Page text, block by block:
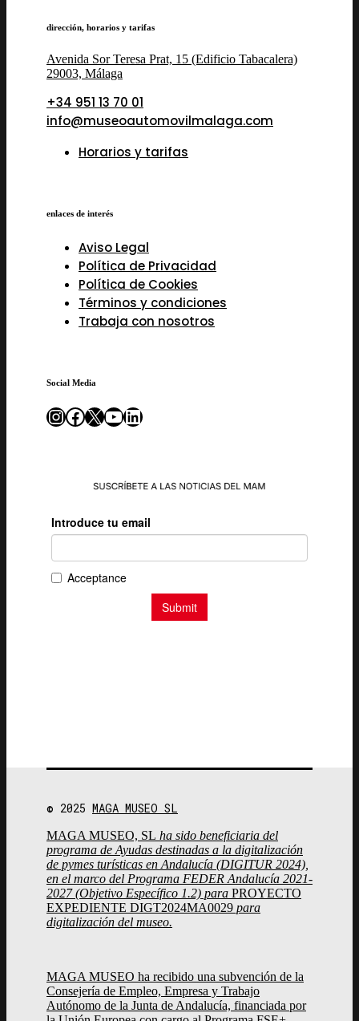
dirección, horarios y tarifas
Avenida Sor Teresa Prat, 15 (Edificio Tabacalera)
29003, Málaga
+34 951 13 70 01
info@museoautomovilmalaga.com
Horarios y tarifas
enlaces de interés
Aviso Legal
Política de Privacidad
Política de Cookies
Términos y condiciones
Trabaja con nosotros
Social Media
Instagram
Facebook
X YouTube
LinkedIn
© 2025 MAGA MUSEO SL
MAGA MUSEO, SL ha sido beneficiaria del
programa de Ayudas destinadas a la digitalización
de pymes turísticas en Andalucía (DIGITUR 2024),
en el marco del Programa FEDER Andalucía 2021-
2027 (Objetivo Específico 1.2) para PROYECTO
EXPEDIENTE DIGT2024MA0029 para
digitalización del museo.
MAGA MUSEO ha recibido una subvención de la
Consejería de Empleo, Empresa y Trabajo
Autónomo de la Junta de Andalucía, financiada por